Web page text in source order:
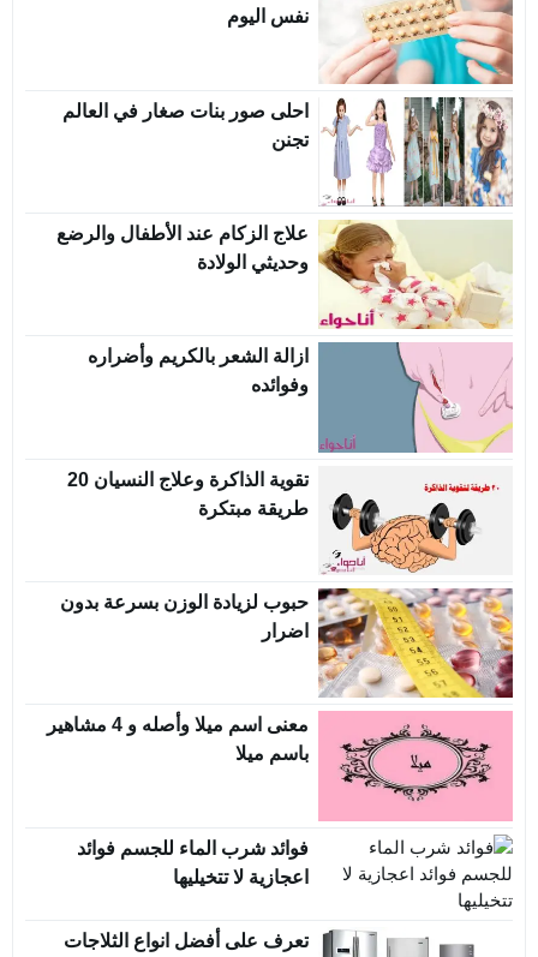
نفس اليوم
احلى صور بنات صغار في العالم
تجنن
علاج الزكام عند الأطفال والرضع
وحديثي الولادة
ازالة الشعر بالكريم وأضراره
وفوائده
تقوية الذاكرة وعلاج النسيان 20
طريقة مبتكرة
حبوب لزيادة الوزن بسرعة بدون
اضرار
معنى اسم ميلا وأصله و 4 مشاهير
باسم ميلا
فوائد شرب الماء للجسم فوائد
اعجازية لا تتخيليها
تعرف على أفضل انواع الثلاجات